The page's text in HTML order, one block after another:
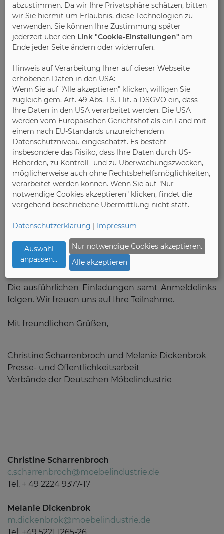
Konferenzraum der
Koelnmesse, Messehochhaus, Deutz-Mülheimer-
Straße 111, 50679 Köln (zusätzlich Möglichkeit
der Online-Teilnahme)
Während der Herbstmessen in Ostwestfalen-Lippe
finden außerdem die Pressekonferenzen unserer
folgenden Fachverbände statt:
Montag, 21. September 2026, um 10 Uhr in Löhne:
Jahres-Pressekonferenz desVerbands der
Deutschen Küchenmöbelmöbelindustrie e.V.
Architekturwerkstatt, Weidengrund 10, 32584
Löhne
Mittwoch, 23. September 2026, um 9:30 Uhr in
Herford:
Deutschen Polstermöbelmöbelindustrie e.V.
Foyer des Marta-Museums, Goebenstraße 2, 32052
Die ausführlichen Einladungen samt Anmeldelinks
folgen. Wir freuen uns auf Ihre Teilnahme.
Mit freundlichen Grüßen,
Christine Scharrenbroch und Melanie Dickenbrok
Presse- und Öffentlichkeitsarbeit
Verbände der Deutschen Möbelindustrie
Christine Scharrenbroch
c.scharrenbroch@moebelindustrie.de
Tel. + 49 2224 9377-17
Melanie Dickenbrok
m.dickenbrok@moebelindustrie.de
abzustimmen. Da wir Ihre Privatsphäre schätzen, bitten
wir Sie hiermit um Erlaubnis, diese Technologien zu
verwenden. Sie können Ihre Zustimmung später
jederzeit über den Link "Cookie-Einstellungen" am
Ende jeder Seite ändern oder widerrufen.
Hinweis auf Verarbeitung Ihrer auf dieser Webseite
erhobenen Daten in den USA:
Wenn Sie auf "Alle akzeptieren" klicken, willigen Sie
zugleich gem. Art. 49 Abs. 1 S. 1 lit. a DSGVO ein, dass
Ihre Daten in den USA verarbeitet werden. Die USA
werden vom Europäischen Gerichtshof als ein Land mit
einem nach EU-Standards unzureichendem
Datenschutzniveau eingeschätzt. Es besteht
insbesondere das Risiko, dass Ihre Daten durch US-
Behörden, zu Kontroll- und zu Überwachungszwecken,
möglicherweise auch ohne Rechtsbehelfsmöglichkeiten,
verarbeitet werden können. Wenn Sie auf "Nur
notwendige Cookies akzeptieren" klicken, findet die
vorgehend beschriebene Übermittlung nicht statt.
Datenschutzerklärung | Impressum
Auswahl
anpassen...
Nur notwendige Cookies akzeptieren.
Alle akzeptieren